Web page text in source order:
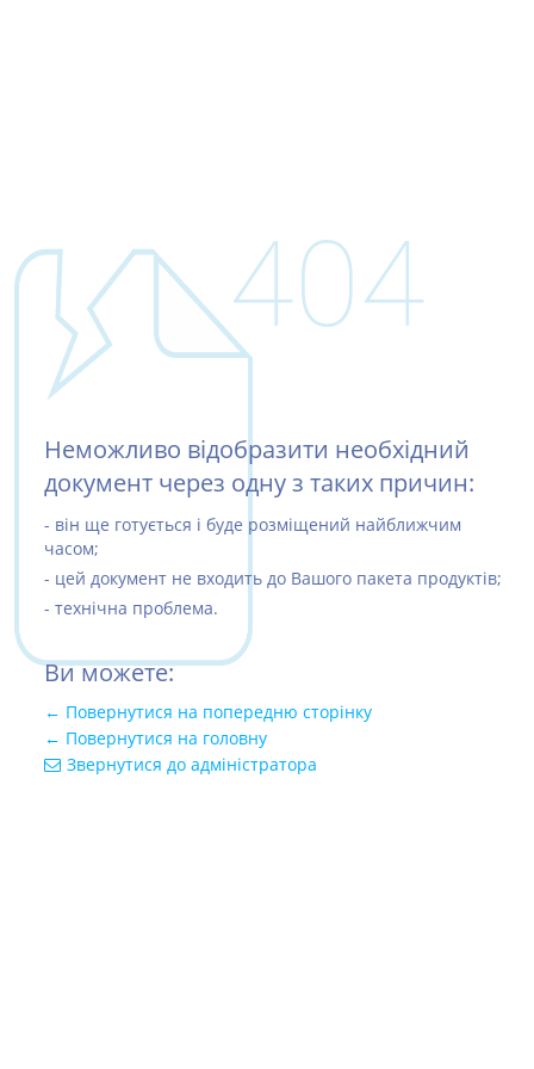
404
Неможливо відобразити необхідний
документ через одну з таких причин:
- він ще готується і буде розміщений найближчим
часом;
- цей документ не входить до Вашого пакета продуктів;
- технічна проблема.
Ви можете:
← Повернутися на попередню сторінку
← Повернутися на головну
Звернутися до адміністратора